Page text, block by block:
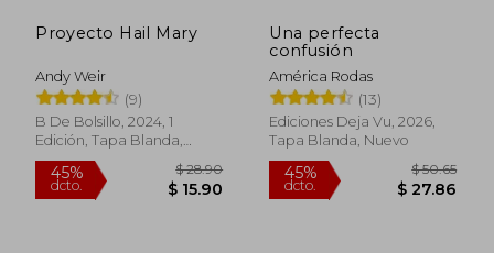
Proyecto Hail Mary
Andy Weir
(9)
B De Bolsillo, 2024, 1
Edición, Tapa Blanda,
Nuevo
Una perfecta
confusión
América Rodas
(13)
Ediciones Deja Vu, 2026,
Tapa Blanda, Nuevo